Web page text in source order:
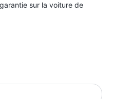
sur la voiture de